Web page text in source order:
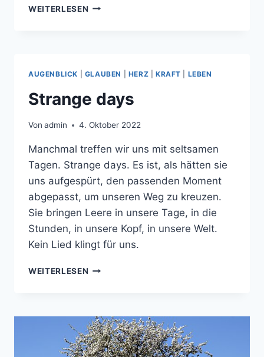
WEITERLESEN JA
AUGENBLICK GLAUBEN HERZ KRAFT LEBEN
Strange days
Von admin 4. Oktober 2022
Manchmal treffen wir uns mit seltsamen
Tagen. Strange days. Es ist, als hätten sie
uns aufgespürt, den passenden Moment
abgepasst, um unseren Weg zu kreuzen.
Sie bringen Leere in unsere Tage, in die
Stunden, in unsere Kopf, in unsere Welt.
Kein Lied klingt für uns.
WEITERLESEN STRANGE